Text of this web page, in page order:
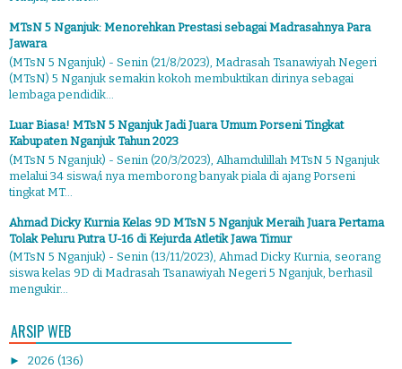
MTsN 5 Nganjuk: Menorehkan Prestasi sebagai Madrasahnya Para
Jawara
(MTsN 5 Nganjuk) - Senin (21/8/2023), Madrasah Tsanawiyah Negeri
(MTsN) 5 Nganjuk semakin kokoh membuktikan dirinya sebagai
lembaga pendidik...
Luar Biasa! MTsN 5 Nganjuk Jadi Juara Umum Porseni Tingkat
Kabupaten Nganjuk Tahun 2023
(MTsN 5 Nganjuk) - Senin (20/3/2023), Alhamdulillah MTsN 5 Nganjuk
melalui 34 siswa/i nya memborong banyak piala di ajang Porseni
tingkat MT...
Ahmad Dicky Kurnia Kelas 9D MTsN 5 Nganjuk Meraih Juara Pertama
Tolak Peluru Putra U-16 di Kejurda Atletik Jawa Timur
(MTsN 5 Nganjuk) - Senin (13/11/2023), Ahmad Dicky Kurnia, seorang
siswa kelas 9D di Madrasah Tsanawiyah Negeri 5 Nganjuk, berhasil
mengukir...
ARSIP WEB
► 2026 (136)